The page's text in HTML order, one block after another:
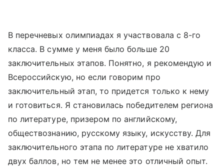
В перечневых олимпиадах я участвовала с 8-го
класса. В сумме у меня было больше 20
заключительных этапов. Понятно, я рекомендую и
Всероссийскую, но если говорим про
заключительный этап, то придется только к нему
и готовиться. Я становилась победителем региона
по литературе, призером по английскому,
обществознанию, русскому языку, искусству. Для
заключительного этапа по литературе не хватило
двух баллов, но тем не менее это отличный опыт.